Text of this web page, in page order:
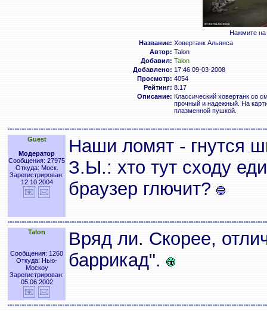
Нажмите на
Название: Ховертанк Альянса
Автор: Talon
Добавил: Talon
Добавлено: 17:46 09-03-2008
Просмотр: 4054
Рейтинг: 8.17
Описание: Классический ховертанк со
прочный и надежный. На
плазменной пушкой.
Guest
Модератор
Сообщения: 27975
Откуда: Моск.
Зарегистрирован:
12.10.2004
Наши ломят - гнутся
З.Ы.: хто тут сходу
браузер глючит?
Talon
Сообщения: 1260
Откуда: Нью-
Москоу
Зарегистрирован:
05.06.2002
Вряд ли. Скорее,
баррикад".